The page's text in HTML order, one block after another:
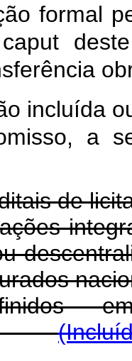
formal
caput
incluída
a
de